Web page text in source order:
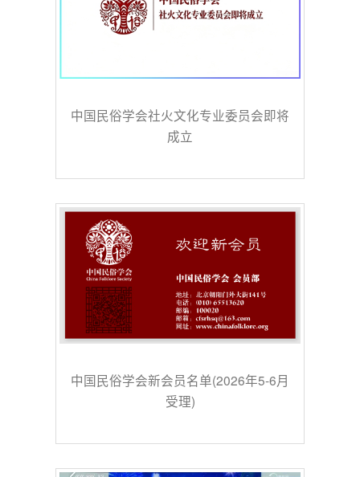
中国民俗学会社火文化专业委员会即将
成立
中国民俗学会新会员名单(2026年5-6月
受理)